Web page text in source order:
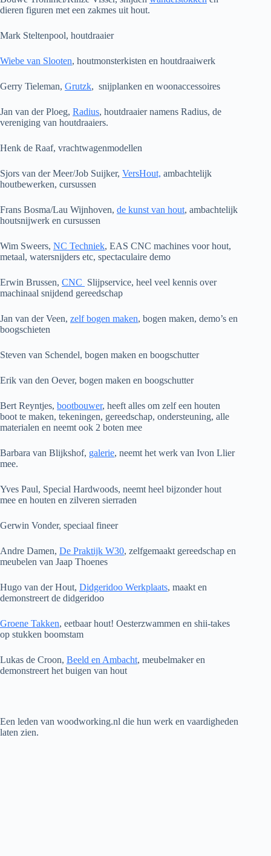
dieren figuren met een zakmes uit hout.
Mark Steltenpool, houtdraaier
Wiebe van Slooten, houtmonsterkisten en houtdraaiwerk
Gerry Tieleman, Grutzk, snijplanken en woonaccessoires
Jan van der Ploeg, Radius, houtdraaier namens Radius, de
vereniging van houtdraaiers.
Henk de Raaf, vrachtwagenmodellen
Sjors van der Meer/Job Suijker, VersHout, ambachtelijk
houtbewerken, cursussen
Frans Bosma/Lau Wijnhoven, de kunst van hout, ambachtelijk
houtsnijwerk en cursussen
Wim Sweers, NC Techniek, EAS CNC machines voor hout,
metaal, watersnijders etc, spectaculaire demo
Erwin Brussen, CNC Slijpservice, heel veel kennis over
machinaal snijdend gereedschap
Jan van der Veen, zelf bogen maken, bogen maken, demo’s en
boogschieten
Steven van Schendel, bogen maken en boogschutter
Erik van den Oever, bogen maken en boogschutter
Bert Reyntjes, bootbouwer, heeft alles om zelf een houten
boot te maken, tekeningen, gereedschap, ondersteuning, alle
materialen en neemt ook 2 boten mee
Barbara van Blijkshof, galerie, neemt het werk van Ivon Llier
mee.
Yves Paul, Special Hardwoods, neemt heel bijzonder hout
mee en houten en zilveren sierraden
Gerwin Vonder, speciaal fineer
Andre Damen, De Praktijk W30, zelfgemaakt gereedschap en
meubelen van Jaap Thoenes
Hugo van der Hout, Didgeridoo Werkplaats, maakt en
demonstreert de didgeridoo
Groene Takken, eetbaar hout! Oesterzwammen en shii-takes
op stukken boomstam
Lukas de Croon, Beeld en Ambacht, meubelmaker en
demonstreert het buigen van hout
Een leden van woodworking.nl die hun werk en vaardigheden
laten zien.